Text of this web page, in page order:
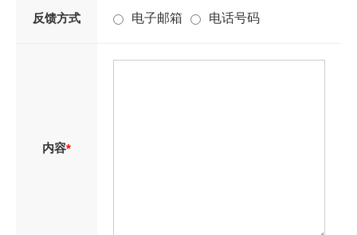
反馈方式 电子邮箱 电话号码
内容*